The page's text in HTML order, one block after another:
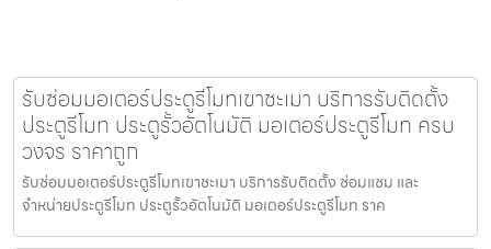
รับซ่อมมอเตอร์ประตูรีโมทเขาชะเมา บริการรับติดตั้ง
ประตูรีโมท ประตูรั้วอัตโนมัติ มอเตอร์ประตูรีโมท ครบ
วงจร ราคาถูก
รับซ่อมมอเตอร์ประตูรีโมทเขาชะเมา บริการรับติดตั้ง ซ่อมแซม และ
จำหน่ายประตูรีโมท ประตูรั้วอัตโนมัติ มอเตอร์ประตูรีโมท ราค